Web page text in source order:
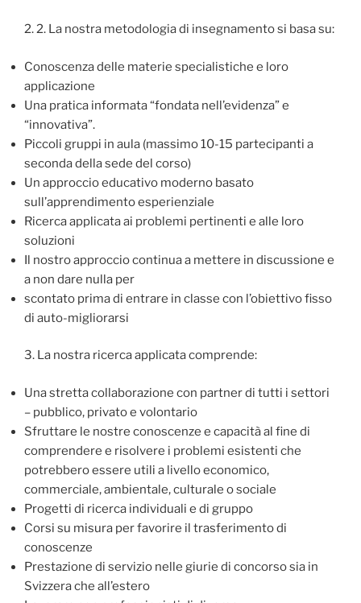
2. 2. La nostra metodologia di insegnamento si basa su:
Conoscenza delle materie specialistiche e loro
applicazione
Una pratica informata “fondata nell’evidenza” e
“innovativa”.
Piccoli gruppi in aula (massimo 10-15 partecipanti a
seconda della sede del corso)
Un approccio educativo moderno basato
sull’apprendimento esperienziale
Ricerca applicata ai problemi pertinenti e alle loro
soluzioni
Il nostro approccio continua a mettere in discussione e
a non dare nulla per
scontato prima di entrare in classe con l’obiettivo fisso
di auto-migliorarsi
3. La nostra ricerca applicata comprende:
Una stretta collaborazione con partner di tutti i settori
– pubblico, privato e volontario
Sfruttare le nostre conoscenze e capacità al fine di
comprendere e risolvere i problemi esistenti che
potrebbero essere utili a livello economico,
commerciale, ambientale, culturale o sociale
Progetti di ricerca individuali e di gruppo
Corsi su misura per favorire il trasferimento di
conoscenze
Prestazione di servizio nelle giurie di concorso sia in
Svizzera che all’estero